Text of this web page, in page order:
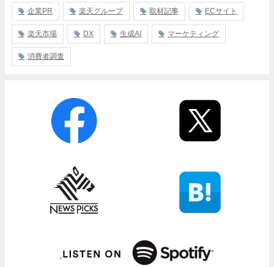
企業PR 楽天グループ 取材記事 ECサイト
楽天市場 DX 生成AI マーケティング
消費者調査